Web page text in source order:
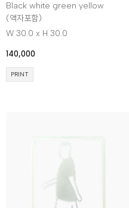
Black white green yellow
(액자포함)
W 30.0 x H 30.0
140,000
PRINT